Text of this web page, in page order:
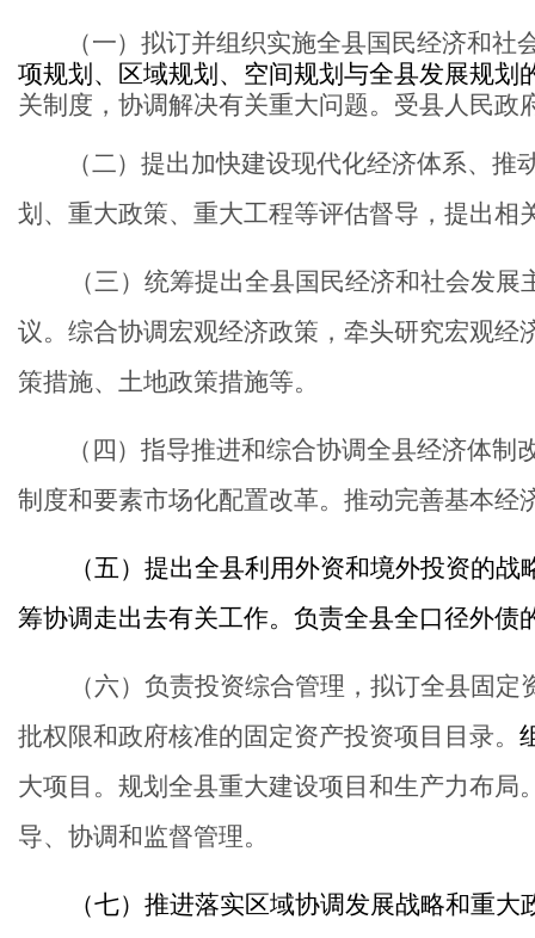
（一） 拟订并组织实施全县国民经济和社
项规划、区域规划、空间规划与全县发展规划
关制度，协调解决有关重大问题。受县人民
（二） 提出加快建设现代化经济体系、推
划、重大政策、重大工程等评估督导，提出相
（三）统筹提出全县国民经济和社会发
议。综合协调宏观经济政策，牵头研究宏观
策措施、土地政策措施等。
（四） 指导推进和综合协调全县经济体制
制度和要素市场化配置改革。推动完善基本
（五） 提出全县利用外资和境外投资的战
筹协调走出去有关工作。负责全县全口径外债
（六） 负责投资综合管理，拟订全县固定
批权限和政府核准的固定资产投资项目目录。
大项目。 规划全县重大建设项目和生产力布局
导、协调和监督管理。
（七） 推进落实区域协调发展战略和重大